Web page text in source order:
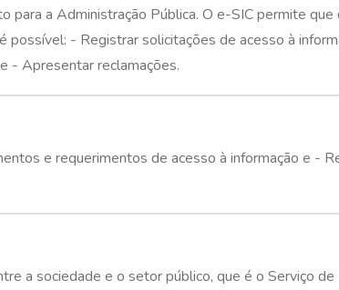
a Administração Pública. O e-SIC permite que
possível: - Registrar solicitações de acesso à
- Apresentar reclamações.
e requerimentos de acesso à informação e -
sociedade e o setor público, que é o Serviço de